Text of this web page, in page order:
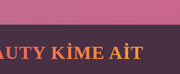
KIME AIT